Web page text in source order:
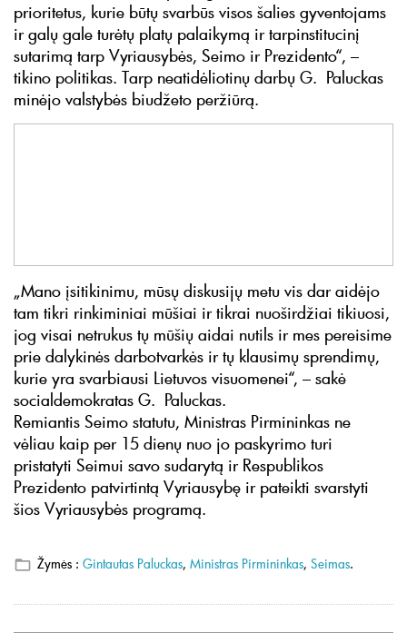
prioritetus, kurie būtų svarbūs visos šalies gyventojams
ir galų gale turėtų platų palaikymą ir tarpinstitucinį
sutarimą tarp Vyriausybės, Seimo ir Prezidento“, –
tikino politikas. Tarp neatidėliotinų darbų G. Paluckas
minėjo valstybės biudžeto peržiūrą.
„Mano įsitikinimu, mūsų diskusijų metu vis dar aidėjo
tam tikri rinkiminiai mūšiai ir tikrai nuoširdžiai tikiuosi,
jog visai netrukus tų mūšių aidai nutils ir mes pereisime
prie dalykinės darbotvarkės ir tų klausimų sprendimų,
kurie yra svarbiausi Lietuvos visuomenei“, – sakė
socialdemokratas G. Paluckas.
Remiantis Seimo statutu, Ministras Pirmininkas ne
vėliau kaip per 15 dienų nuo jo paskyrimo turi
pristatyti Seimui savo sudarytą ir Respublikos
Prezidento patvirtintą Vyriausybę ir pateikti svarstyti
šios Vyriausybės programą.
Žymės : Gintautas Paluckas, Ministras Pirmininkas, Seimas.